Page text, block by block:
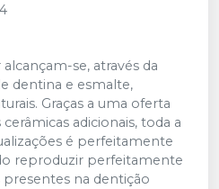
se, através da
dentina e esmalte,
Graças a uma oferta
adicionais, toda a
é perfeitamente
reproduzir perfeitamente
presentes na dentição